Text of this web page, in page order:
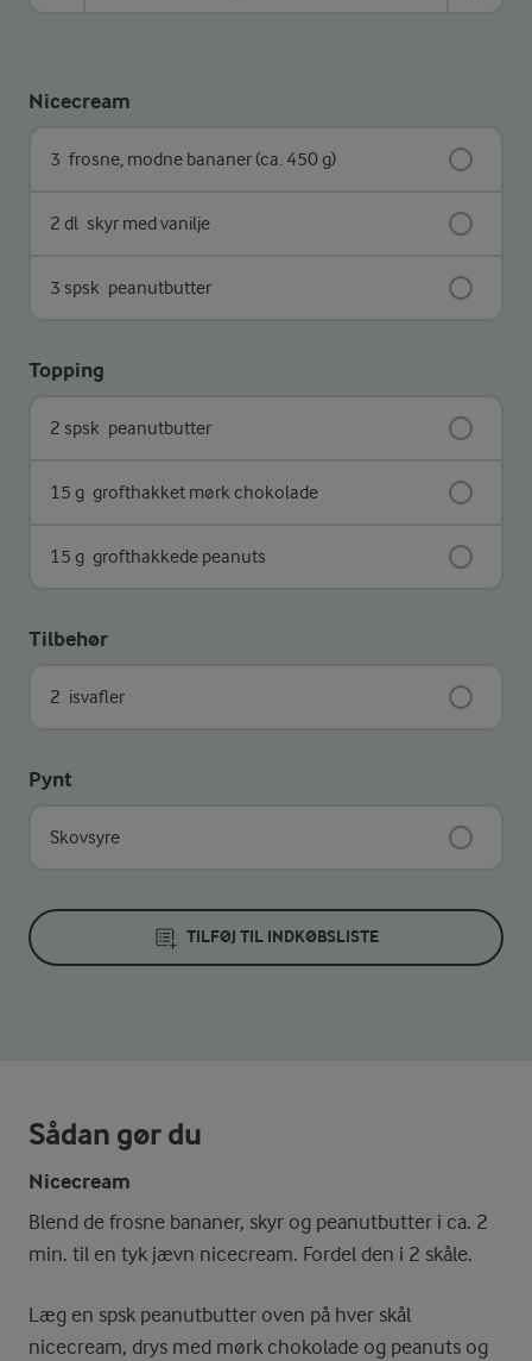
Nicecream
3 frosne, modne bananer (ca. 450 g)
2 dl skyr med vanilje
3 spsk peanutbutter
Topping
2 spsk peanutbutter
15 g grofthakket mørk chokolade
15 g grofthakkede peanuts
Tilbehør
2 isvafler
Pynt
Skovsyre
TILFØJ TIL INDKØBSLISTE
Sådan gør du
Nicecream
Blend de frosne bananer, skyr og peanutbutter i ca. 2
min. til en tyk jævn nicecream. Fordel den i 2 skåle.
Læg en spsk peanutbutter oven på hver skål
nicecream, drys med mørk chokolade og peanuts og